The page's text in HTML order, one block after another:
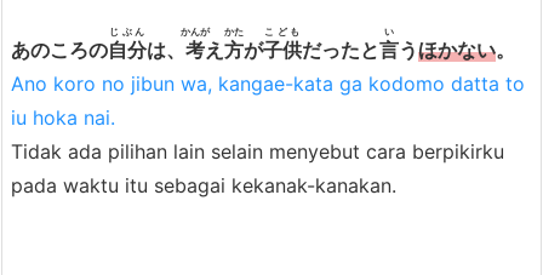
あのころの自分
じぶん
は、 考
かんが
え 方
かた
が子供
こども
だったと言
い
うほかない。
Ano koro no jibun wa, kangae-kata ga kodomo datta to
iu hoka nai.
Tidak ada pilihan lain selain menyebut cara berpikirku
pada waktu itu sebagai kekanak-kanakan.